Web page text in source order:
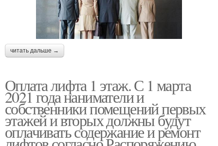
читать дальше →
Оплата лифта 1 этаж. С 1 марта
2021 года наниматели и
собственники помещений первых
этажей и вторых должны будут
оплачивать содержание и ремонт